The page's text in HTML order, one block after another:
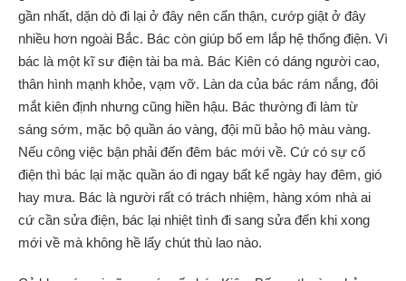
gần nhất, dặn dò đi lại ở đây nên cẩn thận, cướp giật ở đây
nhiều hơn ngoài Bắc. Bác còn giúp bố em lắp hệ thống điện. Vì
bác là một kĩ sư điện tài ba mà. Bác Kiên có dáng người cao,
thân hình mạnh khỏe, vạm vỡ. Làn da của bác rám nắng, đôi
mắt kiên định nhưng cũng hiền hậu. Bác thường đi làm từ
sáng sớm, mặc bộ quần áo vàng, đội mũ bảo hộ màu vàng.
Nếu công việc bận phải đến đêm bác mới về. Cứ có sự cố
điện thì bác lại mặc quần áo đi ngay bất kể ngày hay đêm, gió
hay mưa. Bác là người rất có trách nhiệm, hàng xóm nhà ai
cứ cần sửa điện, bác lại nhiệt tình đi sang sửa đến khi xong
mới về mà không hề lấy chút thù lao nào.